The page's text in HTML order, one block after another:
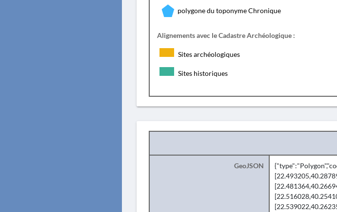
polygone du toponyme Chronique
Alignements avec le Cadastre Archéologique :
Sites archéologiques
Sites historiques
GeoJSON